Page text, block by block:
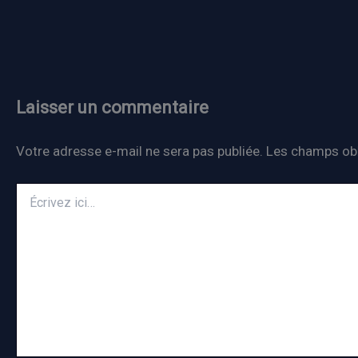
Laisser un commentaire
Votre adresse e-mail ne sera pas publiée. Les champs
ici…